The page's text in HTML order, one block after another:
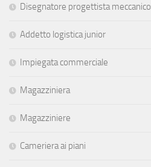
Disegnatore progettista meccanico
Addetto logistica junior
Impiegata commerciale
Magazziniera
Magazziniere
Cameriera ai piani